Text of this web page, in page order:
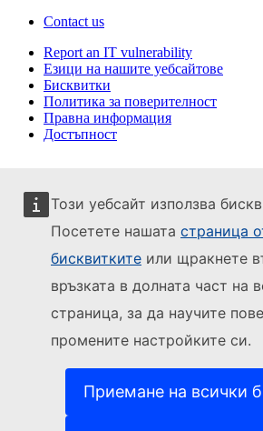
Този уебсайт използва
Посетете нашата страница
бисквитките или щракнете
връзката в долната част на
страница, за да научите
промените настройките си.
Приемане на всички
Contact us
Report an IT vulnerability
Езици на нашите уебсайтове
Бисквитки
Политика за поверителност
Правна информация
Достъпност